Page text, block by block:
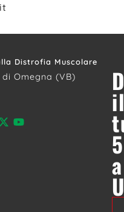
Distrofia Muscolare
Omegna (VB)
a